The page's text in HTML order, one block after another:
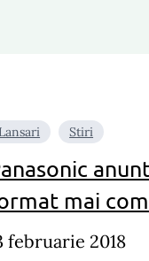
Lansari Stiri
mai
februarie 2018